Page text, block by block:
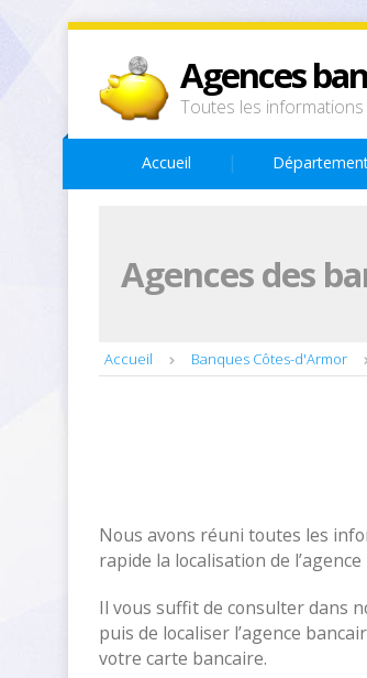
Agences
Toutes les
Accueil
Agences des
Accueil Banques Côtes-d'Armor
Nous avons réuni toutes les
rapide la localisation de
Il vous suffit de consulter dans
puis de localiser l’agence
votre carte bancaire.